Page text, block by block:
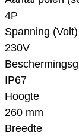
4P
Spanning (Volt)
230V
IP67
Hoogte
260 mm
Breedte